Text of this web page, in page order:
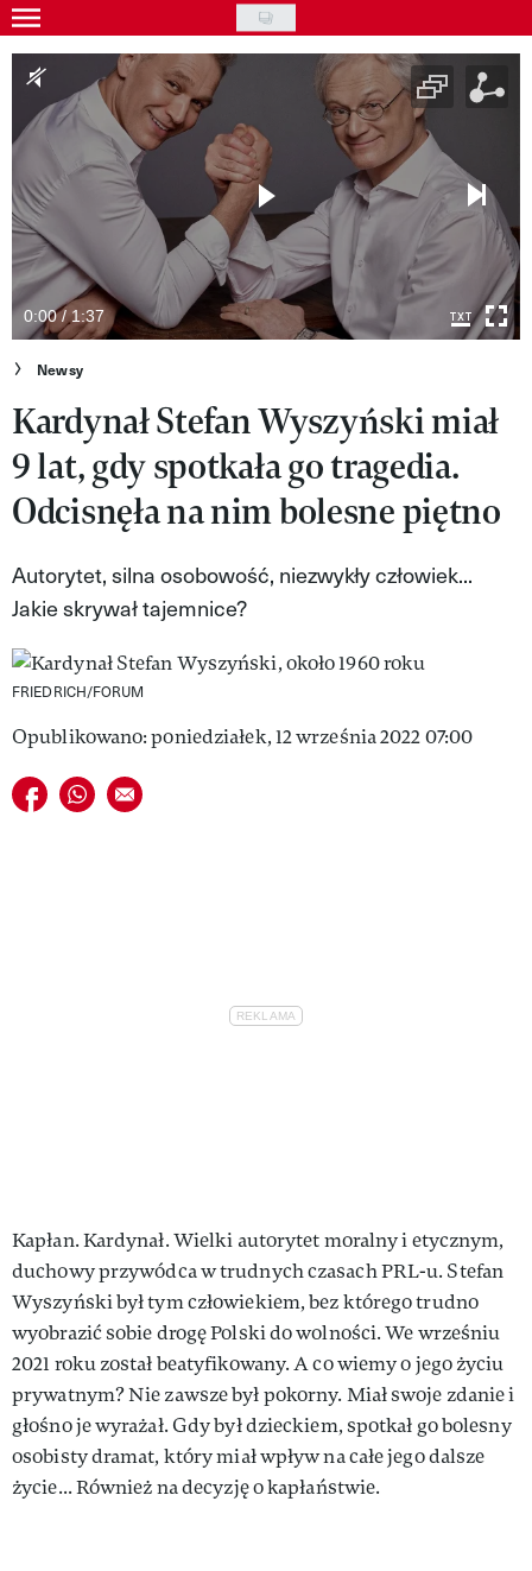
Skip
to
main
content
Gwiazdy
Ludzie
Moda
Uroda
Styl życia
Kultura
Wideo
Nasze akcje
VIVA!ART
VIVA!MODA
VIVA!MAN
VIVA!PEOPLE POWER
0:00 / 1:37
Newsy
Kardynał Stefan Wyszyński miał
9 lat, gdy spotkała go tragedia.
Odcisnęła na nim bolesne piętno
Autorytet, silna osobowość, niezwykły człowiek...
Jakie skrywał tajemnice?
FRIEDRICH/FORUM
Opublikowano: poniedziałek, 12 września 2022 07:00
Udostępnij na facebook
Udostępnij na whatsapp
E-mail do przyjaciela
Kapłan. Kardynał. Wielki autorytet moralny i etycznym,
duchowy przywódca w trudnych czasach PRL-u. Stefan
Wyszyński był tym człowiekiem, bez którego trudno
wyobrazić sobie drogę Polski do wolności. We wrześniu
2021 roku został beatyfikowany. A co wiemy o jego życiu
prywatnym? Nie zawsze był pokorny. Miał swoje zdanie i
głośno je wyrażał. Gdy był dzieckiem, spotkał go bolesny
osobisty dramat, który miał wpływ na całe jego dalsze
życie... Również na decyzję o kapłaństwie.